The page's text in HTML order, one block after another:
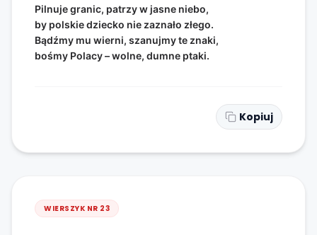
Pilnuje granic, patrzy w jasne niebo,
by polskie dziecko nie zaznało złego.
Bądźmy mu wierni, szanujmy te znaki,
bośmy Polacy – wolne, dumne ptaki.
Kopiuj
WIERSZYK NR 23